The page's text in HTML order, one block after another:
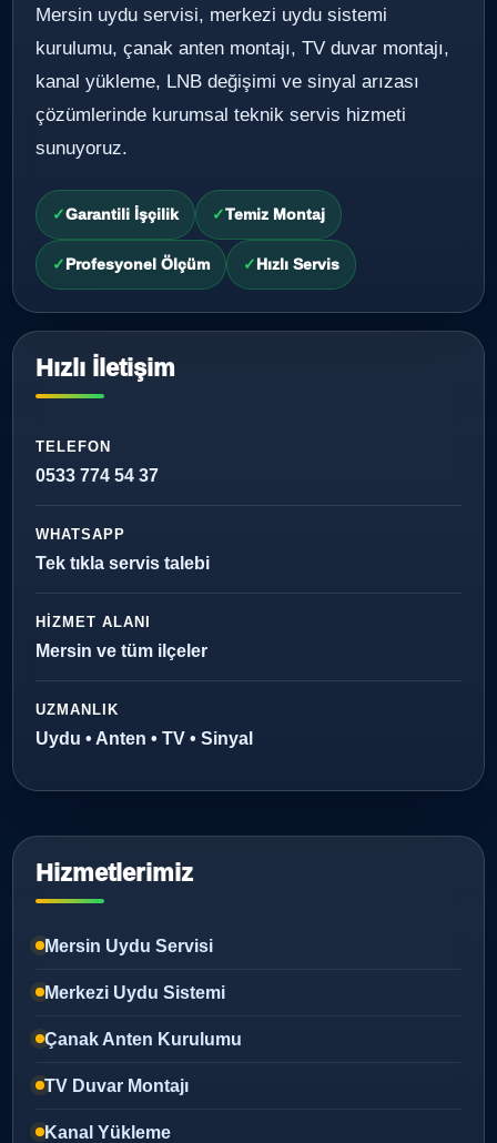
Mersin uydu servisi, merkezi uydu sistemi
kurulumu, çanak anten montajı, TV duvar montajı,
kanal yükleme, LNB değişimi ve sinyal arızası
çözümlerinde kurumsal teknik servis hizmeti
sunuyoruz.
Garantili İşçilik Temiz Montaj
Profesyonel Ölçüm Hızlı Servis
Hızlı İletişim
TELEFON
0533 774 54 37
WHATSAPP
Tek tıkla servis talebi
HIZMET ALANI
Mersin ve tüm ilçeler
UZMANLIK
Uydu • Anten • TV • Sinyal
Hizmetlerimiz
Mersin Uydu Servisi
Merkezi Uydu Sistemi
Çanak Anten Kurulumu
TV Duvar Montajı
Kanal Yükleme